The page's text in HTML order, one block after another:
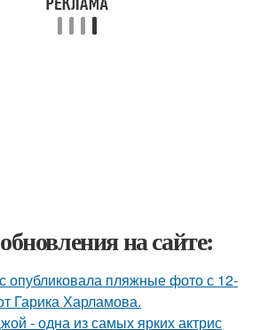
на сайте:
опубликовала пляжные фото с 12-
Гарика Харламова.
- одна из самых ярких актрис